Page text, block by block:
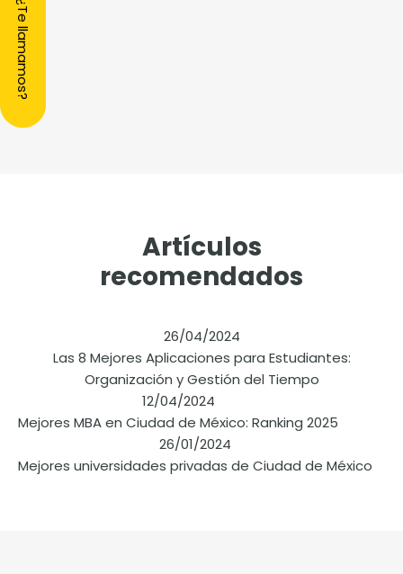
Artículos
recomendados
26/04/2024
Las 8 Mejores Aplicaciones para Estudiantes:
Organización y Gestión del Tiempo
12/04/2024
Mejores MBA en Ciudad de México: Ranking 2025
26/01/2024
Mejores universidades privadas de Ciudad de México
¿Te llamamos?